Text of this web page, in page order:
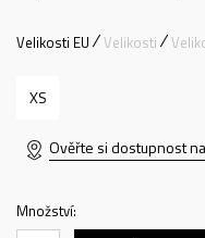
Velikosti EU Velikosti
XS
Ověřte si dostupnost
Množství: